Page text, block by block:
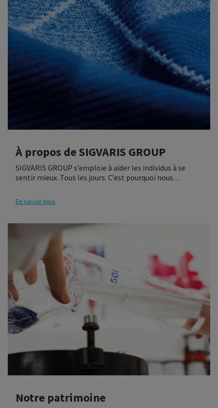
À propos de SIGVARIS GROUP
SIGVARIS GROUP s’emploie à aider les individus à se
sentir mieux. Tous les jours. C’est pourquoi nous
couvrant toutes les exigences en matière de
compression.
En savoir plus
Notre patrimoine